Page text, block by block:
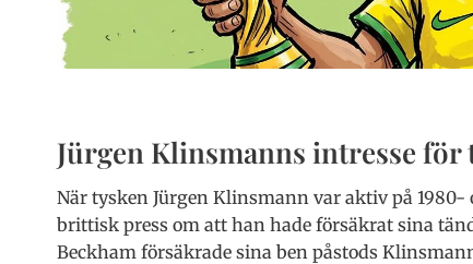
Jürgen Klinsmanns intresse för
När tysken Jürgen Klinsmann var aktiv på
brittisk press om att han hade försäkrat sina
Beckham försäkrade sina ben påstods